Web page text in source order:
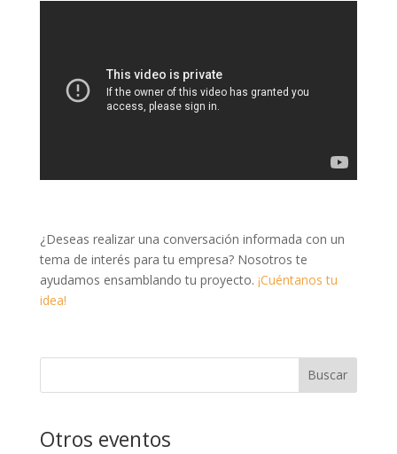
¿Deseas realizar una conversación informada con un
tema de interés para tu empresa? Nosotros te
ayudamos ensamblando tu proyecto. ¡Cuéntanos tu
idea!
Buscar
Otros eventos